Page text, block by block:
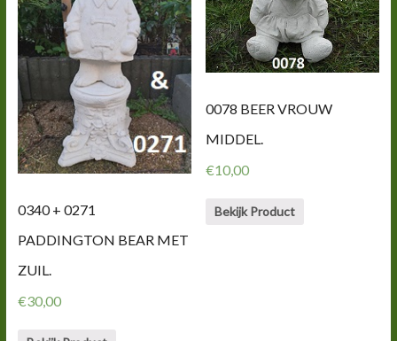
0340 + 0271
PADDINGTON BEAR MET
ZUIL.
€30,00
0078 BEER VROUW
MIDDEL.
€10,00
Bekijk Product